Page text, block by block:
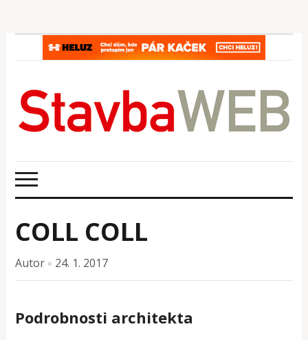
COLL COLL
Autor × 24. 1. 2017
Podrobnosti architekta